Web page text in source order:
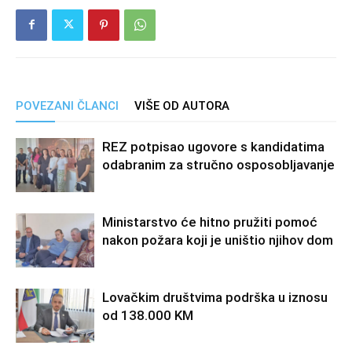
POVEZANI ČLANCI VIŠE OD AUTORA
REZ potpisao ugovore s kandidatima
odabranim za stručno osposobljavanje
Ministarstvo će hitno pružiti pomoć
nakon požara koji je uništio njihov dom
Lovačkim društvima podrška u iznosu
od 138.000 KM